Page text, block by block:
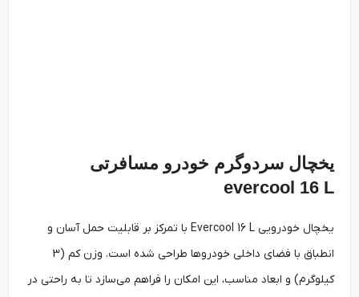
یخچال سردوگرم خودرو مسافرتی
evercool 16 L
یخچال خودرویی Evercool 16 L با تمرکز بر قابلیت حمل آسان و
انطباق با فضای داخلی خودروها طراحی شده است. وزن کم (3
کیلوگرم) و ابعاد مناسب، این امکان را فراهم می‌سازد تا به راحتی در